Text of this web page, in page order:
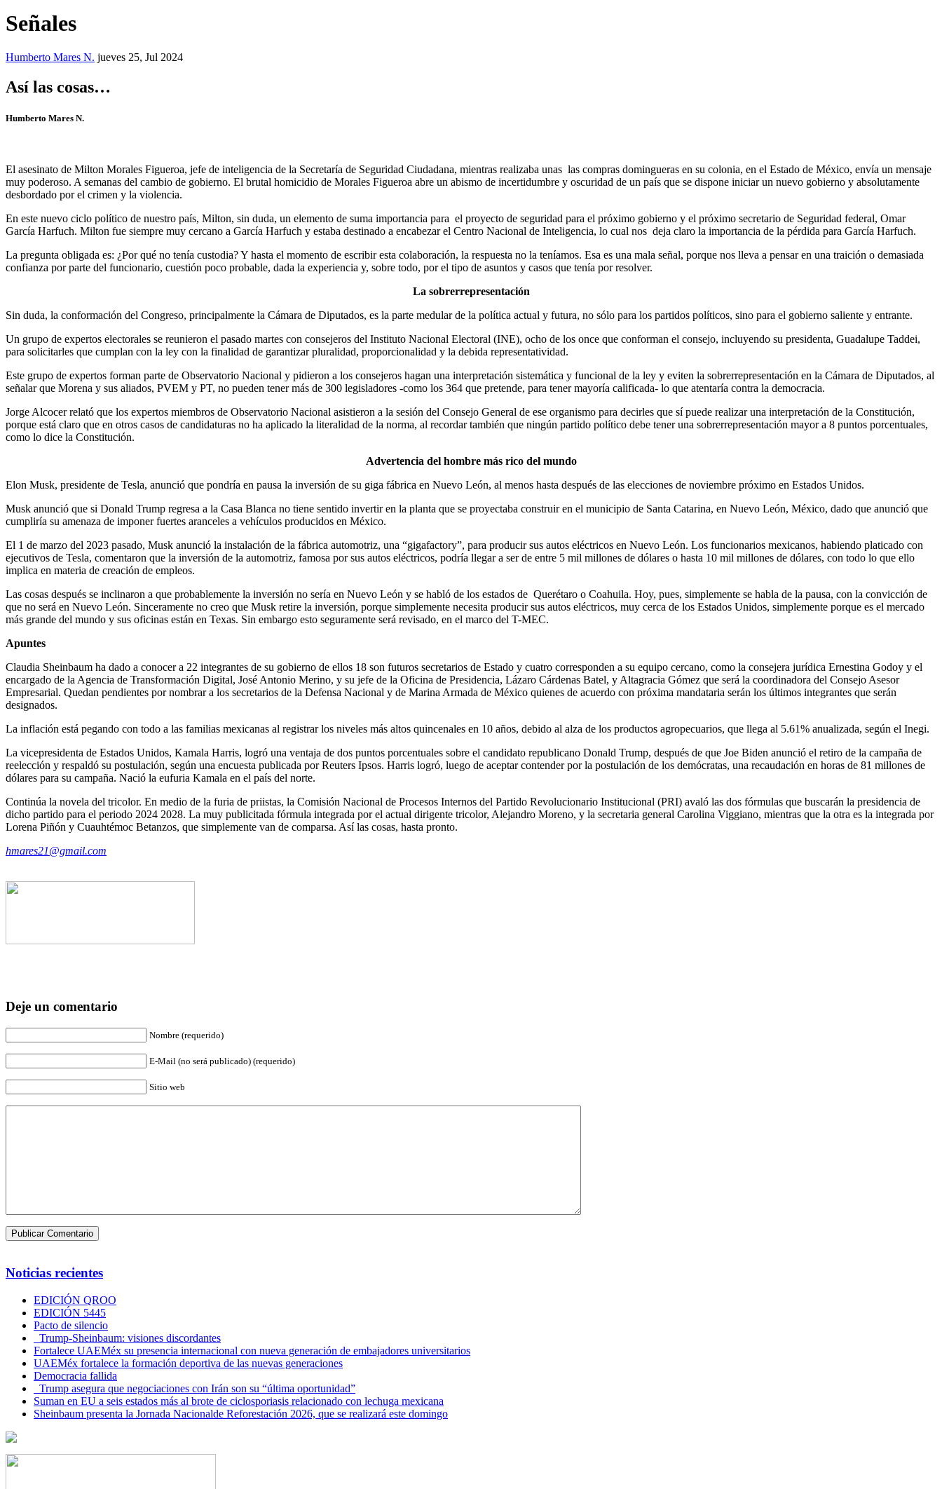
Señales
Humberto Mares N. jueves 25, Jul 2024
Así las cosas…
Humberto Mares N.
El asesinato de Milton Morales Figueroa, jefe de inteligencia de la Secretaría de Seguridad Ciudadana, mientras realizaba unas las compras domingueras en su colonia, en el Estado de México, envía un mensaje
muy poderoso. A semanas del cambio de gobierno. El brutal homicidio de Morales Figueroa abre un abismo de incertidumbre y oscuridad de un país que se dispone iniciar un nuevo gobierno y absolutamente
desbordado por el crimen y la violencia.
En este nuevo ciclo político de nuestro país, Milton, sin duda, un elemento de suma importancia para el proyecto de seguridad para el próximo gobierno y el próximo secretario de Seguridad federal, Omar
García Harfuch. Milton fue siempre muy cercano a García Harfuch y estaba destinado a encabezar el Centro Nacional de Inteligencia, lo cual nos deja claro la importancia de la pérdida para García Harfuch.
La pregunta obligada es: ¿Por qué no tenía custodia? Y hasta el momento de escribir esta colaboración, la respuesta no la teníamos. Esa es una mala señal, porque nos lleva a pensar en una traición o demasiada
confianza por parte del funcionario, cuestión poco probable, dada la experiencia y, sobre todo, por el tipo de asuntos y casos que tenía por resolver.
La sobrerrepresentación
Sin duda, la conformación del Congreso, principalmente la Cámara de Diputados, es la parte medular de la política actual y futura, no sólo para los partidos políticos, sino para el gobierno saliente y entrante.
Un grupo de expertos electorales se reunieron el pasado martes con consejeros del Instituto Nacional Electoral (INE), ocho de los once que conforman el consejo, incluyendo su presidenta, Guadalupe Taddei,
para solicitarles que cumplan con la ley con la finalidad de garantizar pluralidad, proporcionalidad y la debida representatividad.
Este grupo de expertos forman parte de Observatorio Nacional y pidieron a los consejeros hagan una interpretación sistemática y funcional de la ley y eviten la sobrerrepresentación en la Cámara de Diputados, al
señalar que Morena y sus aliados, PVEM y PT, no pueden tener más de 300 legisladores -como los 364 que pretende, para tener mayoría calificada- lo que atentaría contra la democracia.
Jorge Alcocer relató que los expertos miembros de Observatorio Nacional asistieron a la sesión del Consejo General de ese organismo para decirles que sí puede realizar una interpretación de la Constitución,
porque está claro que en otros casos de candidaturas no ha aplicado la literalidad de la norma, al recordar también que ningún partido político debe tener una sobrerrepresentación mayor a 8 puntos porcentuales,
como lo dice la Constitución.
Advertencia del hombre más rico del mundo
Elon Musk, presidente de Tesla, anunció que pondría en pausa la inversión de su giga fábrica en Nuevo León, al menos hasta después de las elecciones de noviembre próximo en Estados Unidos.
Musk anunció que si Donald Trump regresa a la Casa Blanca no tiene sentido invertir en la planta que se proyectaba construir en el municipio de Santa Catarina, en Nuevo León, México, dado que anunció que
cumpliría su amenaza de imponer fuertes aranceles a vehículos producidos en México.
El 1 de marzo del 2023 pasado, Musk anunció la instalación de la fábrica automotriz, una “gigafactory”, para producir sus autos eléctricos en Nuevo León. Los funcionarios mexicanos, habiendo platicado con
ejecutivos de Tesla, comentaron que la inversión de la automotriz, famosa por sus autos eléctricos, podría llegar a ser de entre 5 mil millones de dólares o hasta 10 mil millones de dólares, con todo lo que ello
implica en materia de creación de empleos.
Las cosas después se inclinaron a que probablemente la inversión no sería en Nuevo León y se habló de los estados de Querétaro o Coahuila. Hoy, pues, simplemente se habla de la pausa, con la convicción de
que no será en Nuevo León. Sinceramente no creo que Musk retire la inversión, porque simplemente necesita producir sus autos eléctricos, muy cerca de los Estados Unidos, simplemente porque es el mercado
más grande del mundo y sus oficinas están en Texas. Sin embargo esto seguramente será revisado, en el marco del T-MEC.
Apuntes
Claudia Sheinbaum ha dado a conocer a 22 integrantes de su gobierno de ellos 18 son futuros secretarios de Estado y cuatro corresponden a su equipo cercano, como la consejera jurídica Ernestina Godoy y el
encargado de la Agencia de Transformación Digital, José Antonio Merino, y su jefe de la Oficina de Presidencia, Lázaro Cárdenas Batel, y Altagracia Gómez que será la coordinadora del Consejo Asesor
Empresarial. Quedan pendientes por nombrar a los secretarios de la Defensa Nacional y de Marina Armada de México quienes de acuerdo con próxima mandataria serán los últimos integrantes que serán
designados.
La inflación está pegando con todo a las familias mexicanas al registrar los niveles más altos quincenales en 10 años, debido al alza de los productos agropecuarios, que llega al 5.61% anualizada, según el Inegi.
La vicepresidenta de Estados Unidos, Kamala Harris, logró una ventaja de dos puntos porcentuales sobre el candidato republicano Donald Trump, después de que Joe Biden anunció el retiro de la campaña de
reelección y respaldó su postulación, según una encuesta publicada por Reuters Ipsos. Harris logró, luego de aceptar contender por la postulación de los demócratas, una recaudación en horas de 81 millones de
dólares para su campaña. Nació la eufuria Kamala en el país del norte.
Continúa la novela del tricolor. En medio de la furia de priistas, la Comisión Nacional de Procesos Internos del Partido Revolucionario Institucional (PRI) avaló las dos fórmulas que buscarán la presidencia de
dicho partido para el periodo 2024 2028. La muy publicitada fórmula integrada por el actual dirigente tricolor, Alejandro Moreno, y la secretaria general Carolina Viggiano, mientras que la otra es la integrada por
Lorena Piñón y Cuauhtémoc Betanzos, que simplemente van de comparsa. Así las cosas, hasta pronto.
hmares21@gmail.com
Deje un comentario
Nombre (requerido)
E-Mail (no será publicado) (requerido)
Sitio web
Noticias recientes
EDICIÓN QROO
EDICIÓN 5445
Pacto de silencio
Trump-Sheinbaum: visiones discordantes
Fortalece UAEMéx su presencia internacional con nueva generación de embajadores universitarios
UAEMéx fortalece la formación deportiva de las nuevas generaciones
Democracia fallida
Trump asegura que negociaciones con Irán son su “última oportunidad”
Suman en EU a seis estados más al brote de ciclosporiasis relacionado con lechuga mexicana
Sheinbaum presenta la Jornada Nacionalde Reforestación 2026, que se realizará este domingo